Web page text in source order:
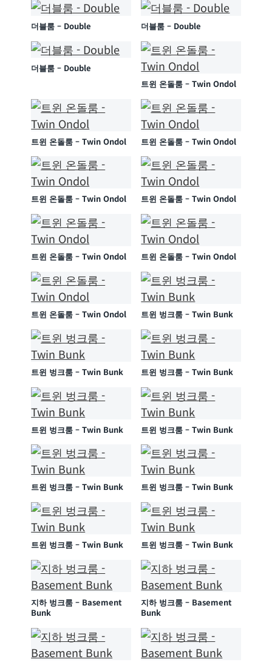
더블룸 – Double 더블룸 – Double
더블룸 – Double
트윈 온돌룸 – Twin Ondol
트윈 온돌룸 – Twin Ondol 트윈 온돌룸 – Twin Ondol
트윈 온돌룸 – Twin Ondol 트윈 온돌룸 – Twin Ondol
트윈 온돌룸 – Twin Ondol 트윈 온돌룸 – Twin Ondol
트윈 온돌룸 – Twin Ondol 트윈 벙크룸 – Twin Bunk
트윈 벙크룸 – Twin Bunk 트윈 벙크룸 – Twin Bunk
트윈 벙크룸 – Twin Bunk 트윈 벙크룸 – Twin Bunk
트윈 벙크룸 – Twin Bunk 트윈 벙크룸 – Twin Bunk
트윈 벙크룸 – Twin Bunk 트윈 벙크룸 – Twin Bunk
지하 벙크룸 – Basement
Bunk
지하 벙크룸 – Basement
Bunk